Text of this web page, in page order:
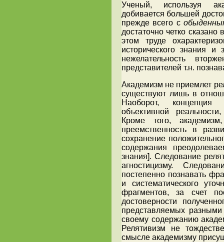
Ученый, используя
добивается большей
прежде всего с
достаточно четко
этом труде
исторического знания и
нежелательность
представителей т.н.
Академизм не приемлет
существуют лишь в
Наоборот, концепция
объективной
Кроме того,
преемственность в
сохранение
содержания
знания]. Следование
агностицизму.
постепенно познавать
и систематического
фрагментов, за счет
достоверности
представляемых
своему содержанию
Релятивизм не
смысле академизму